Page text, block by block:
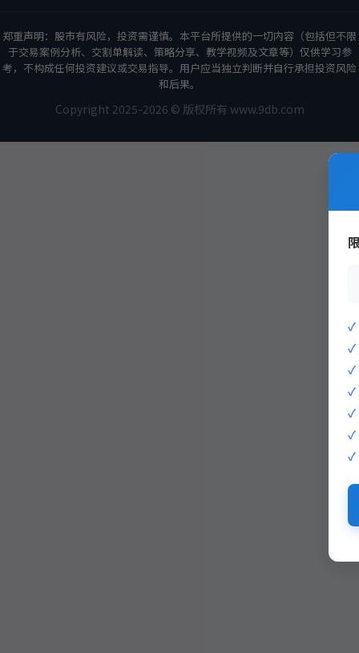
郑重声明：股市有风险，投资需谨慎。本平台所提供的一切内容（包括但不限
于交易案例分析、交割单解读、策略分享、教学视频及文章等）仅供学习参
考，不构成任何投资建议或交易指导。用户应当独立判断并自行承担投资风险
和后果。
Copyright 2025-2026 © 版权所有 www.9db.com